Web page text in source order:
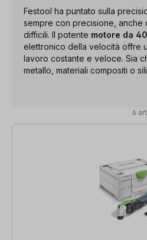
Festool ha puntato sulla
sempre con precisione, anche
difficili. Il potente motore da
elettronico della velocità offre
lavoro costante e veloce. Sia
metallo, materiali compositi o
6
6 articoli trovati